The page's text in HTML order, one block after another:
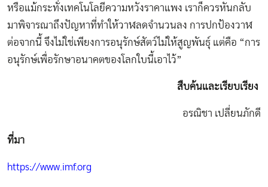
หรือแม้กระทั่งเทคโนโลยีความหวังราคาแพง เราก็ควรหันกลับ
มาพิจารณาถึงปัญหาที่ทำให้วาฬลดจำนวนลง การปกป้องวาฬ
ต่อจากนี้ จึงไม่ใช่เพียงการอนุรักษ์สัตว์ไม่ให้สูญพันธุ์ แต่คือ “การ
อนุรักษ์เพื่อรักษาอนาคตของโลกใบนี้เอาไว้”
สืบค้นและเรียบเรียง
อรณิชา เปลี่ยนภักดี
ที่มา
https://www.imf.org